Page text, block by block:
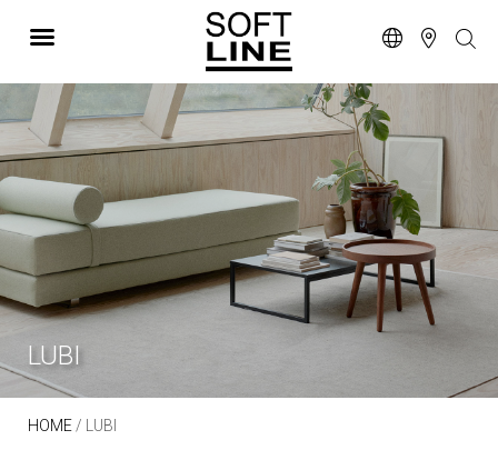
LUBI
HOME/ LUBI